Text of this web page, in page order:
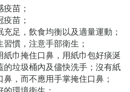
苗；
苗；
足，飲食均衡以及適量運動；
慣，注意手部衛生；
紙巾掩住口鼻，用紙巾包好痰涎
的垃圾桶內及儘快洗手；沒有紙
，而不應用手掌掩住口鼻；